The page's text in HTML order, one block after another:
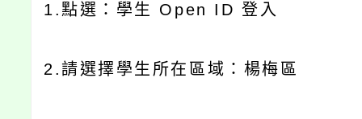
1. 點選：學生 Open ID 登入
2.請選擇學生所在區域：楊梅區